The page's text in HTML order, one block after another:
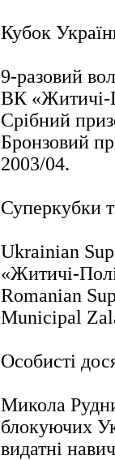
Кубок
9-разовий
ВК «Житичі-
Срібний
Бронзовий
2003/04.
Суперкубки
Ukrainian
«Житичі-
Romanian
Municipal
Особисті
Микола
блокуючих
видатні